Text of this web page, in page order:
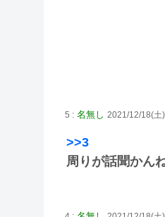
5 : 名無し 2021/12/18(土
>>3
周りが話聞かん